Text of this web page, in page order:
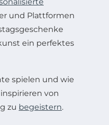
und Plattformen
ein perfektes
spielen und wie
von
zu begeistern.